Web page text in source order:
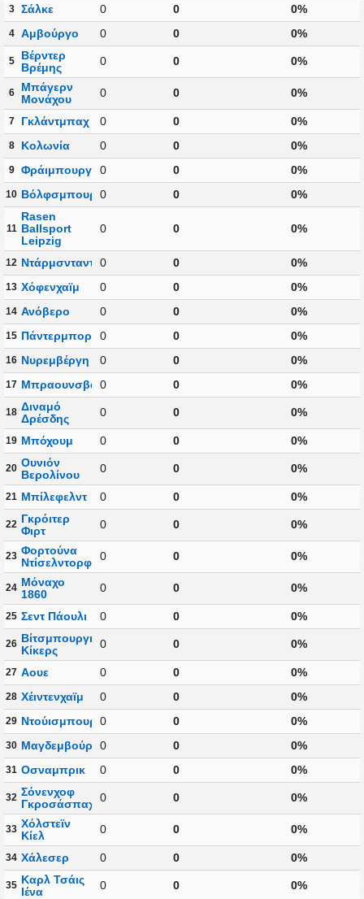
3 Σάλκε 0 0 0%
4 Αμβούργο 0 0 0%
5
Βέρντερ
Βρέμης
0 0 0%
6
Μπάγερν
Μονάχου
0 0 0%
7 Γκλάντμπαχ 0 0 0%
8 Κολωνία 0 0 0%
9 Φράιμπουργκ 0 0 0%
10 Βόλφσμπουργκ
0 0 0%
11
Rasen
Ballsport
Leipzig
0 0 0%
12 Ντάρμσνταντ 0 0 0%
13 Χόφενχαϊμ 0 0 0%
14 Ανόβερο 0 0 0%
15 Πάντερμπορν 0 0 0%
16 Νυρεμβέργη 0 0 0%
17 Μπραουνσβάιγκ
0 0 0%
18 Διναμό
Δρέσδης
0 0 0%
19 Μπόχουμ 0 0 0%
20 Ουνιόν
Βερολίνου
0 0 0%
21 Μπίλεφελντ 0 0 0%
22 Γκρόιτερ
Φιρτ
0 0 0%
23 Φορτούνα
Ντίσελντορφ
0 0 0%
24 Μόναχο
1860
0 0 0%
25 Σεντ Πάουλι 0 0 0%
26 Βίτσμπουργκερ
Κίκερς
0 0 0%
27 Αουε 0 0 0%
28 Χέιντενχαϊμ 0 0 0%
29 Ντούισμπουργκ
0 0 0%
30 Μαγδεμβούργο
0 0 0%
31 Οσναμπρικ 0 0 0%
32 Σόνενχοφ
Γκροσάσπαχ
0 0 0%
33 Χόλστεϊν
Κίελ
0 0 0%
34 Χάλεσερ 0 0 0%
35 Καρλ Τσάις
Ιένα
0 0 0%